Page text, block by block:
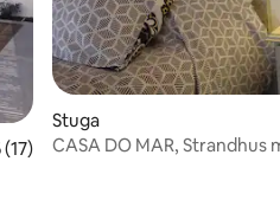
5 i genomsnittligt betyg, 17
(17)
Stuga
CASA DO MAR, Strandhus